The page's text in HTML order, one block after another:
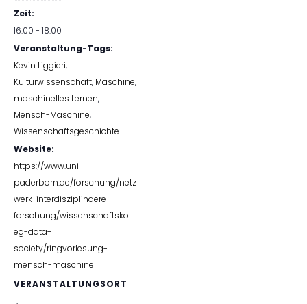
Zeit:
16:00 - 18:00
Veranstaltung-Tags:
Kevin Liggieri,
Kulturwissenschaft, Maschine,
maschinelles Lernen,
Mensch-Maschine,
Wissenschaftsgeschichte
Website:
https://www.uni-
paderborn.de/forschung/netz
werk-interdisziplinaere-
forschung/wissenschaftskoll
eg-data-
society/ringvorlesung-
mensch-maschine
VERANSTALTUNGSORT